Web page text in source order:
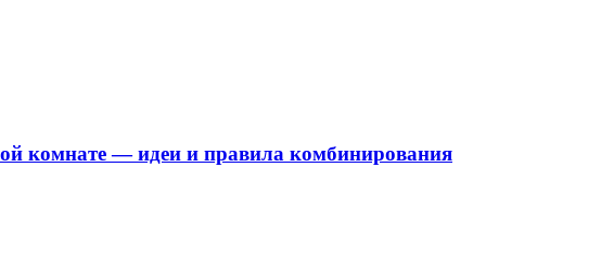
комнате — идеи и правила комбинирования